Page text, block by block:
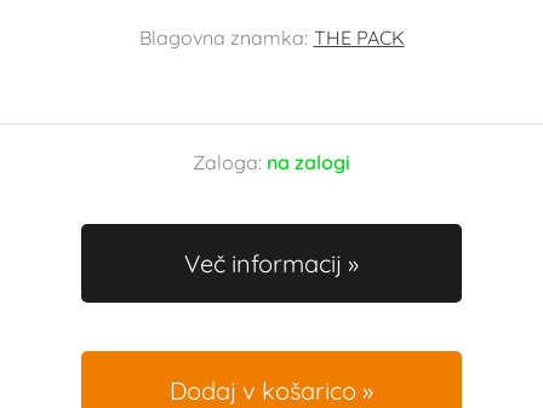
Blagovna znamka: THE PACK
Zaloga: na zalogi
Več informacij
Dodaj v košarico